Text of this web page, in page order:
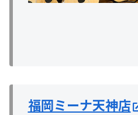
福岡ミーナ天神店